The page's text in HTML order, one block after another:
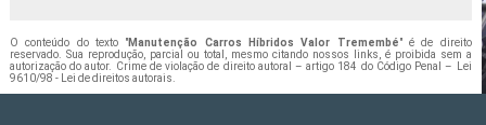
O conteúdo do texto "Manutenção Carros Híbridos Valor Tremembé" é de direito
reservado. Sua reprodução, parcial ou total, mesmo citando nossos links, é proibida sem a
autorização do autor. Crime de violação de direito autoral – artigo 184 do Código Penal –
Lei
9610/98 - Lei de direitos autorais.